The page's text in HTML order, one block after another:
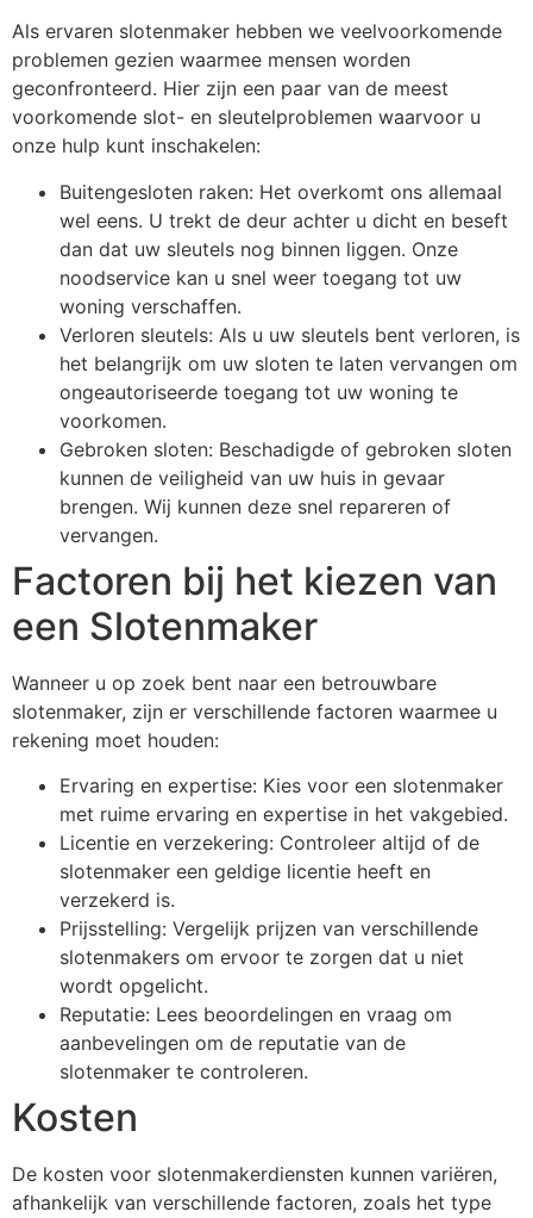
Als ervaren slotenmaker hebben we veelvoorkomende
problemen gezien waarmee mensen worden
geconfronteerd. Hier zijn een paar van de meest
voorkomende slot- en sleutelproblemen waarvoor u
onze hulp kunt inschakelen:
Buitengesloten raken: Het overkomt ons allemaal
wel eens. U trekt de deur achter u dicht en beseft
dan dat uw sleutels nog binnen liggen. Onze
noodservice kan u snel weer toegang tot uw
woning verschaffen.
Verloren sleutels: Als u uw sleutels bent verloren, is
het belangrijk om uw sloten te laten vervangen om
ongeautoriseerde toegang tot uw woning te
voorkomen.
Gebroken sloten: Beschadigde of gebroken sloten
kunnen de veiligheid van uw huis in gevaar
brengen. Wij kunnen deze snel repareren of
vervangen.
Factoren bij het kiezen van
een Slotenmaker
Wanneer u op zoek bent naar een betrouwbare
slotenmaker, zijn er verschillende factoren waarmee u
rekening moet houden:
Ervaring en expertise: Kies voor een slotenmaker
met ruime ervaring en expertise in het vakgebied.
Licentie en verzekering: Controleer altijd of de
slotenmaker een geldige licentie heeft en
verzekerd is.
Prijsstelling: Vergelijk prijzen van verschillende
slotenmakers om ervoor te zorgen dat u niet
wordt opgelicht.
Reputatie: Lees beoordelingen en vraag om
aanbevelingen om de reputatie van de
slotenmaker te controleren.
Kosten
De kosten voor slotenmakerdiensten kunnen variëren,
afhankelijk van verschillende factoren, zoals het type